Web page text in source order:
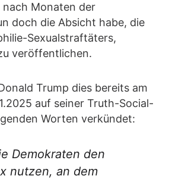
nach Monaten der
doch die Absicht habe, die
Sexualstraftäters,
veröffentlichen.
Trump dies bereits am
auf seiner Truth-Social-
Worten verkündet:
Demokraten den
nutzen, an dem